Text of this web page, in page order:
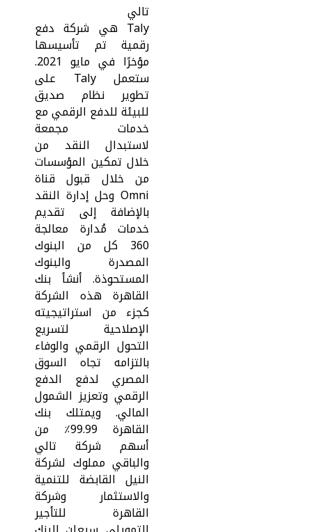
تالي
Taly هي شركة دفع
رقمية تم تأسيسها
مؤخرًا في مايو 2021.
ستعمل Taly على
تطوير نظام صديق
للبيئة للدفع الرقمي مع
خدمات مجمعة
لاستبدال النقد من
خلال تمكين المؤسسات
من خلال قبول قناة
Omni وحل إدارة النقد
بالإضافة إلى تقديم
خدمات مُدارة معالجة
360 كل من البنوك
المصدرة والبنوك
المستحوذة. أنشأ بنك
القاهرة هذه الشركة
كجزء من استراتيجيته
الإصلاحية لتسريع
التحول الرقمي والوفاء
بالتزامه تجاه السوق
المصري لدفع الدفع
الرقمي وتعزيز الشمول
المالي. ويمتلك بنك
القاهرة 99.99٪ من
أسهم شركة تالي
والباقي مملوك لشركة
النيل القابضة للتنمية
والاستثمار وشركة
القاهرة للتأجير